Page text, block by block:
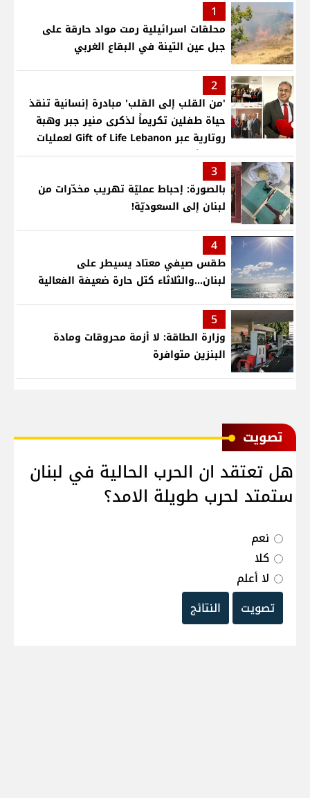
1
محلقات اسرائيلية رمت مواد حارقة على
جبل عين التينة في البقاع الغربي
2
'من القلب إلى القلب' مبادرة إنسانية تنقذ
حياة طفلين تكريماً لذكرى منير جبر وهبة
روتارية عبر Gift of Life Lebanon لعمليات
قلب لأطفال في مستشفى حمود الجامعي
3
بالصورة: إحباط عمليّة تهريب مخدّرات من
لبنان إلى السعوديّة!
4
طقس صيفي معتاد يسيطر على
لبنان...والثلاثاء كتل حارة ضعيفة الفعالية
5
وزارة الطاقة: لا أزمة محروقات ومادة
البنزين متوافرة
ﺗﺼﻮﻳﺖ
هل تعتقد ان الحرب الحالية في لبنان
ستمتد لحرب طويلة الامد؟
نعم
كلا
لا أعلم
تصويت
النتائج